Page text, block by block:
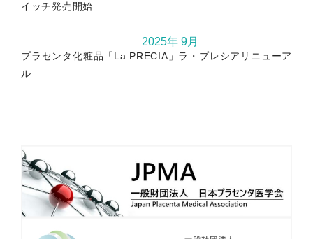
イッチ発売開始
2025年 9月
プラセンタ化粧品「La PRECIA」ラ・プレシアリニューア
ル